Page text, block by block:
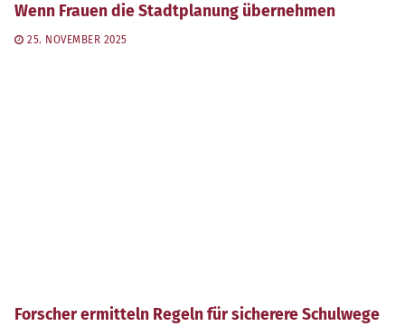
Wenn Frauen die Stadtplanung übernehmen
25. NOVEMBER 2025
Forscher ermitteln Regeln für sicherere Schulwege